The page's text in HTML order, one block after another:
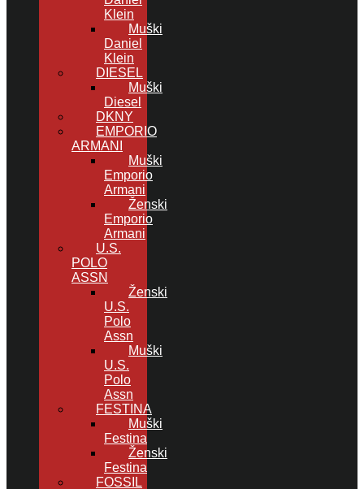
Klein
Muški
Daniel
Klein
DIESEL
Muški
Diesel
DKNY
EMPORIO
ARMANI
Muški
Emporio
Armani
Ženski
Emporio
Armani
U.S.
POLO
ASSN
Ženski
U.S.
Polo
Assn
Muški
U.S.
Polo
Assn
FESTINA
Muški
Festina
Ženski
Festina
FOSSIL